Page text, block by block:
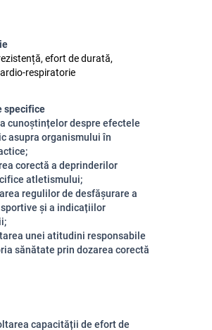
efort de durată,
respiratorie
specifice
cunoștințelor despre efectele
asupra organismului în
corectă a deprinderilor
atletismului;
regulilor de desfășurare a
și a indicațiilor
unei atitudini responsabile
sănătate prin dozarea corectă
capacității de efort de